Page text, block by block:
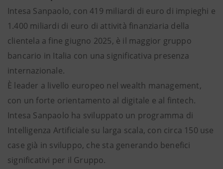
Intesa Sanpaolo, con 419 miliardi di euro di impieghi e
1.400 miliardi di euro di attività finanziaria della
clientela a fine giugno 2025, è il maggior gruppo
bancario in Italia con una significativa presenza
internazionale.
È leader a livello europeo nel wealth management,
con un forte orientamento al digitale e al fintech.
Intesa Sanpaolo ha sviluppato un programma di
Intelligenza Artificiale su larga scala, con circa 150 use
case già in sviluppo, che sta generando benefici
significativi per il Gruppo.